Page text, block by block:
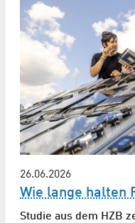
26.06.2026
Wie lange halten
Studie aus dem HZB